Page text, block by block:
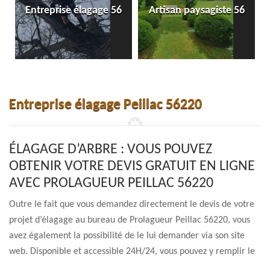
Entreprise élagage 56 Artisan paysagiste 56
Entreprise élagage Peillac 56220
ÉLAGAGE D’ARBRE : VOUS POUVEZ
OBTENIR VOTRE DEVIS GRATUIT EN LIGNE
AVEC PROLAGUEUR PEILLAC 56220
Outre le fait que vous demandez directement le devis de votre
projet d’élagage au bureau de Prolagueur Peillac 56220, vous
avez également la possibilité de le lui demander via son site
web. Disponible et accessible 24H/24, vous pouvez y remplir le